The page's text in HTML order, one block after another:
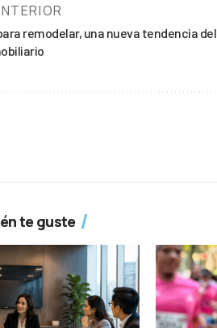
remodelar, una nueva tendencia del
te guste